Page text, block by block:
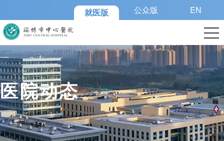
就医版 公众版 EN
医院动态